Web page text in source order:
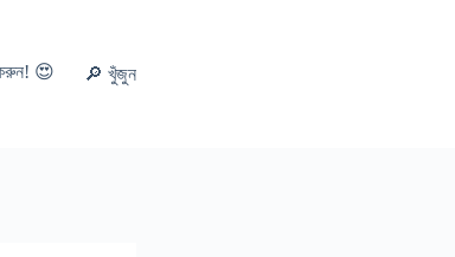
😍 🔎 খুঁজুন